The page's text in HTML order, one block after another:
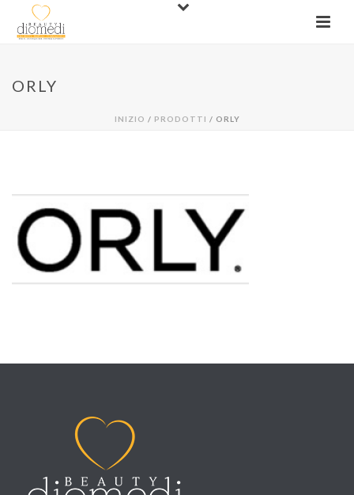
ORLY
INIZIO / PRODOTTI / ORLY